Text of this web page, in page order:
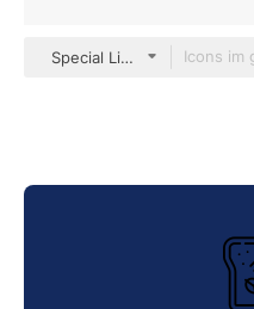
Special Lineal